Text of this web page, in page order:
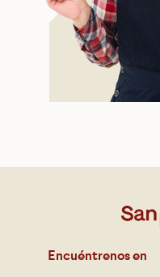
Encuéntrenos en